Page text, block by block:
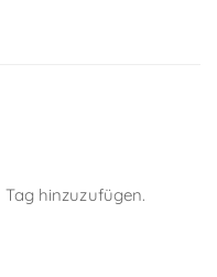
hinzuzufügen.